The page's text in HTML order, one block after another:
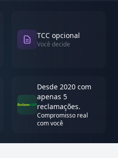
TCC opcional
Você decide
Desde 2020 com
apenas 5
reclamações.
Compromisso real
com você